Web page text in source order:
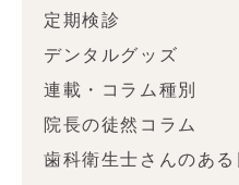
定期検診
デンタルグッズ
連載・コラム種別
院長の徒然コラム
歯科衛生士さんのあ